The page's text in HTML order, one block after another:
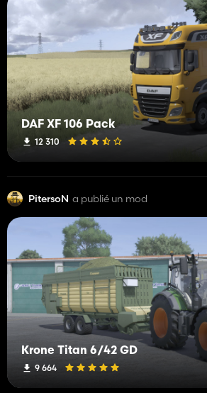
DAF XF 106 Pack
12 310
PitersoN a publié un mod
Krone Titan 6/42 GD
9 664